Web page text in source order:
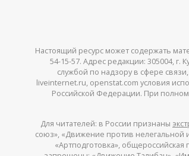
Настоящий ресурс может содержать
54-15-57. Адрес редакции: 305004, г.
службой по надзору в сфере
liveinternet.ru, openstat.com условия
Российской Федерации. При
Для читателей: в России признаны
союз», «Движение против нелегальной
«Артподготовка»,